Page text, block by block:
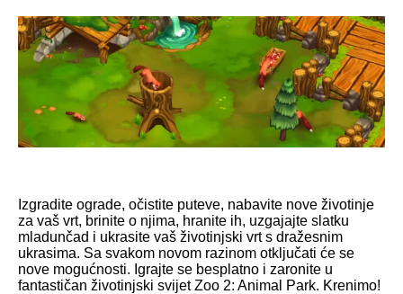
Izgradite ograde, očistite puteve, nabavite nove životinje
za vaš vrt, brinite o njima, hranite ih, uzgajajte slatku
mladunčad i ukrasite vaš životinjski vrt s dražesnim
ukrasima. Sa svakom novom razinom otključati će se
nove mogućnosti. Igrajte se besplatno i zaronite u
fantastičan životinjski svijet Zoo 2: Animal Park. Krenimo!